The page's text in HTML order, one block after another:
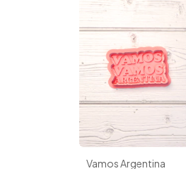
Vamos Argentina